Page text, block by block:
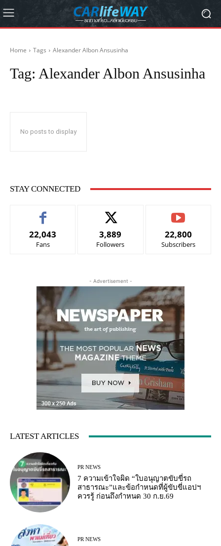
Home Tags Alexander Albon Ansusinha
Tag: Alexander Albon Ansusinha
No posts to display
STAY CONNECTED
22,043
Fans
3,889
Followers
22,800
Subscribers
- Advertisement -
LATEST ARTICLES
PR NEWS
7 ความเข้าใจผิด “ใบอนุญาตขับขี่รถ
สาธารณะ”และข้อกำหนดที่ผู้ขับขี่แอปฯ
ควรรู้ ก่อนถึงกำหนด 30 ก.ย.69
PR NEWS